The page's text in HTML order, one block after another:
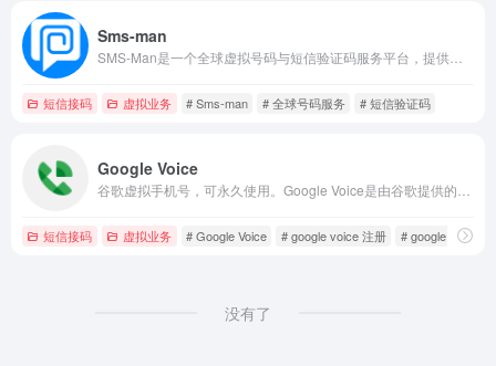
Sms-man
短信接码 虚拟业务 # Sms-man # 全球号码服务 # 短信验证码
Google Voice
短信接码 虚拟业务 # Google Voice # google voice 注册 # google voice
没有了